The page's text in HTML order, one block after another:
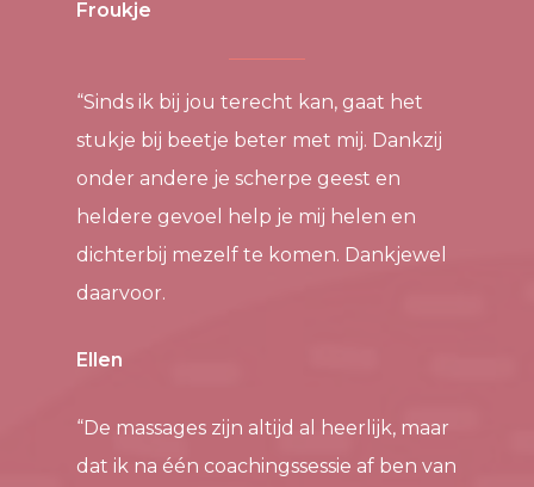
Froukje
“Sinds ik bij jou terecht kan, gaat het
stukje bij beetje beter met mij. Dankzij
onder andere je scherpe geest en
heldere gevoel help je mij helen en
dichterbij mezelf te komen. Dankjewel
daarvoor.
Ellen
“De massages zijn altijd al heerlijk, maar
dat ik na één coachingssessie af ben van